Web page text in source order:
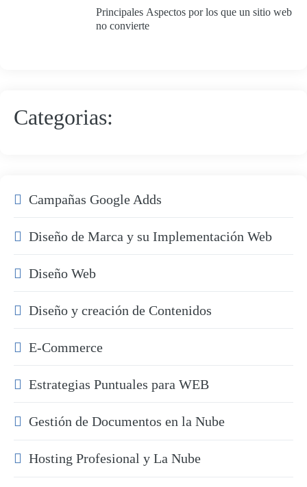
Principales Aspectos por los que un sitio web
no convierte
Categorias:
Campañas Google Adds
Diseño de Marca y su Implementación Web
Diseño Web
Diseño y creación de Contenidos
E-Commerce
Estrategias Puntuales para WEB
Gestión de Documentos en la Nube
Hosting Profesional y La Nube